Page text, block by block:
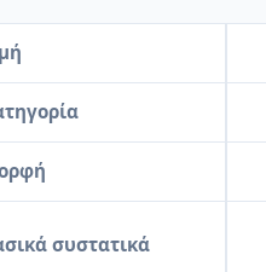
συστατικά